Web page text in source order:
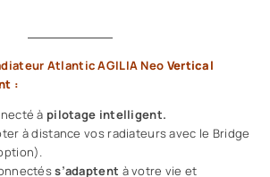
Atlantic AGILIA Neo Vertical
:
à pilotage intelligent.
à distance vos radiateurs avec le Bridge
s’adaptent à votre vie et